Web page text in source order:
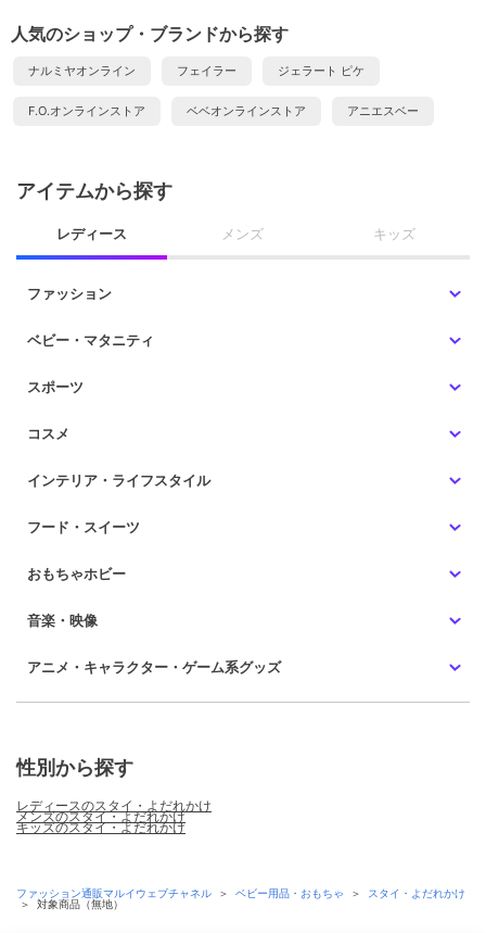
人気のショップ・ブランドから探す
ナルミヤオンライン フェイラー ジェラート ピケ
F.O.オンラインストア ベベオンラインストア アニエスベー
アイテムから探す
レディース メンズ キッズ
ファッション
ベビー・マタニティ
スポーツ
コスメ
インテリア・ライフスタイル
フード・スイーツ
おもちゃホビー
音楽・映像
アニメ・キャラクター・ゲーム系グッズ
性別から探す
レディースのスタイ・よだれかけ
メンズのスタイ・よだれかけ
キッズのスタイ・よだれかけ
ファッション通販マルイウェブチャネル ＞ ベビー用品・おもちゃ ＞
スタイ・よだれかけ
＞
対象商品（無地）